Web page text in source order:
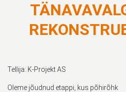
Tellija: K-Projekt AS
Oleme jõudnud etappi, kus põhirõhk